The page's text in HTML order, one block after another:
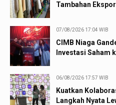
Tambahan
07/08/2026 17:04 WIB
CIMB Niaga
Investasi Saham
06/08/2026 17:57 WIB
Kuatkan
Langkah Nyata